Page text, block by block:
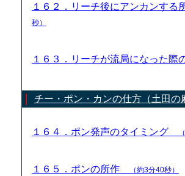
１６２．リーチ後にアンカンする
秒）
１６３．リーチが流局になった際
チー・ポン・カンの仕方（土田の
１６４．ポン発声のタイミング
１６５．ポンの所作 （約3分40秒）